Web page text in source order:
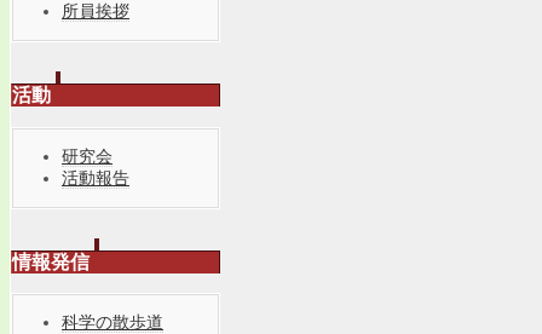
所員挨拶
活動
研究会
活動報告
情報発信
科学の散歩道